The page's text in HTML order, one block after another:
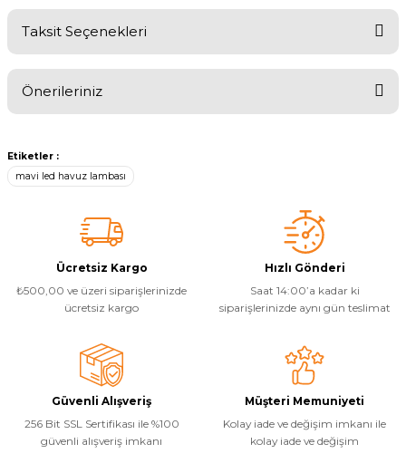
Havuz
Kapağı
Havuz
Jakuzi Sauna
Kartuş Filtreler
Kuvars Cam
Olimpik Havuz
Taksit Seçenekleri
Önerileriniz
konularda yetersiz gördüğünüz noktaları öneri formunu kullanarak
tarafımıza iletebilirsiniz.
Görüş ve önerileriniz için teşekkür ederiz.
Ürün resmi kalitesiz, bozuk veya görüntülenemiyor.
Ürün açıklamasında eksik bilgiler bulunuyor.
Ürün bilgilerinde hatalar bulunuyor.
Ürün fiyatı diğer sitelerden daha pahalı.
Etiketler :
mavi led havuz lambası
Ücretsiz Kargo
₺500,00 ve üzeri siparişlerinizde
ücretsiz kargo
Hızlı Gönderi
Saat 14:00’a kadar ki
siparişlerinizde aynı gün teslimat
Güvenli Alışveriş
256 Bit SSL Sertifikası ile %100
güvenli alışveriş imkanı
Müşteri Memuniyeti
Kolay iade ve değişim imkanı ile
kolay iade ve değişim